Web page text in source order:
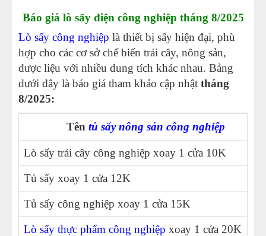
Báo giá lò sấy điện công nghiệp tháng 8/2025
Lò sấy công nghiệp là thiết bị sấy hiện đại, phù
hợp cho các cơ sở chế biến trái cây, nông sản,
dược liệu với nhiều dung tích khác nhau. Bảng
dưới đây là báo giá tham khảo cập nhật tháng
8/2025:
Tên tủ sấy nông sản công nghiệp
Lò sấy trái cây công nghiệp xoay 1 cửa 10K
Tủ sấy xoay 1 cửa 12K
Tủ sấy công nghiệp xoay 1 cửa 15K
Lò sấy thực phẩm công nghiệp xoay 1 cửa 20K